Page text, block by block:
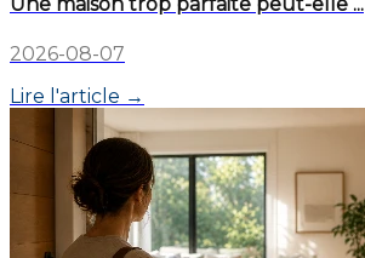
Une maison trop parfaite peut-elle ...
2026-08-07
Lire l'article →